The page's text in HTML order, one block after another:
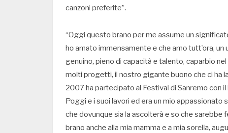
canzoni preferite”.
“Oggi questo brano per me assume un
ho amato immensamente e che amo tutt’ora,
genuino, pieno di capacità e talento, caparbio
molti progetti, il nostro gigante buono che ci ha
2007 ha partecipato al Festival di Sanremo con
Poggi e i suoi lavori ed era un mio
che dovunque sia la ascolterà e so che
brano anche alla mia mamma e a mia sorella,